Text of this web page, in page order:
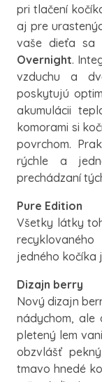
pri tlačení
aj pre
vaše dieťa sa
Overnight.
vzduchu a
poskytujú
akumulácii
komorami si
povrchom.
rýchle a
prechádzaní
Pure Edition
Všetky látky
jedného kočíka
Dizajn berry
Nový dizajn
nádychom,
pletený lem
obzvlášť
tmavo hnedé